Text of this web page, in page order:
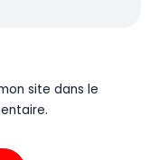
site dans le